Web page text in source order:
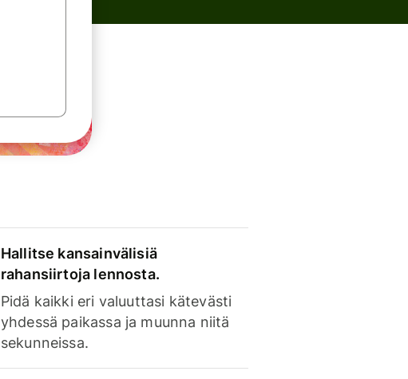
Hallitse kansainvälisiä
rahansiirtoja lennosta.
Pidä kaikki eri valuuttasi kätevästi
yhdessä paikassa ja muunna niitä
sekunneissa.